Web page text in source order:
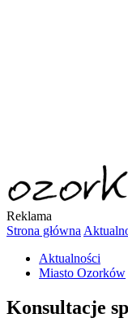
Reklama
Strona główna
Aktualności
Miasto Ozorków
Konsultacje